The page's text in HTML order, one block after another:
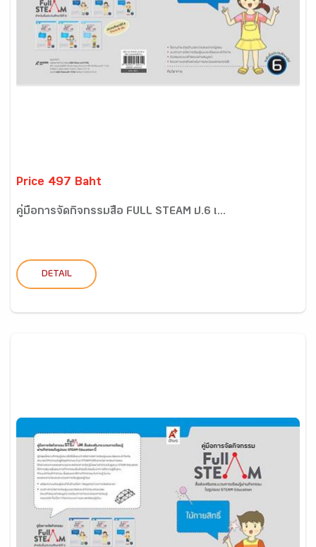
Price 497 Baht
คู่มือการจัดกิจกรรมสื่อ FULL STEAM ป.6 เ...
DETAIL